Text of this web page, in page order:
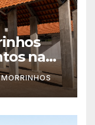
na
ritmo
forma.